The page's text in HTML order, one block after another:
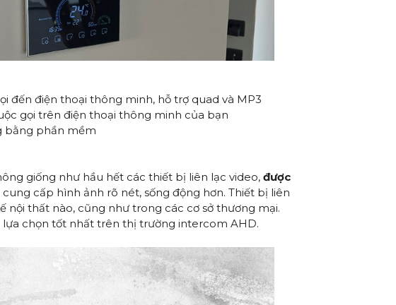
đến điện thoại thông minh, hỗ trợ quad và MP3
gọi trên điện thoại thông minh của bạn
bằng phần mềm
giống như hầu hết các thiết bị liên lạc video,được
cấp hình ảnh rõ nét, sống động hơn. Thiết bị liên
nội thất nào, cũng như trong các cơ sở thương mại.
chọn tốt nhất trên thị trường intercom AHD.